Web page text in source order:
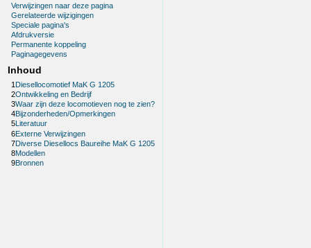
Verwijzingen naar deze pagina
Gerelateerde wijzigingen
Speciale pagina's
Afdrukversie
Permanente koppeling
Paginagegevens
Inhoud
1 Diesellocomotief MaK G 1205
2Ontwikkeling en Bedrijf
3Waar zijn deze locomotieven nog te zien?
4Bijzonderheden/Opmerkingen
5Literatuur
6Externe Verwijzingen
7Diverse Diesellocs Baureihe MaK G 1205
8Modellen
9Bronnen